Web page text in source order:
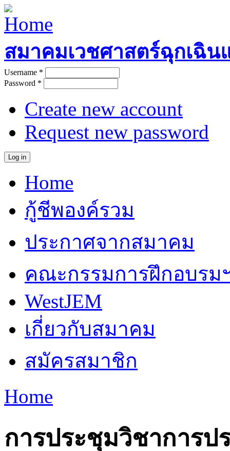
Skip to main content
สมาคมเวชศาสตร์ฉุกเฉิน
User login
Username *
Password *
Create new account
Request new password
Main menu
Home
กู้ชีพองค์รวม
ประกาศจากสมาคม
คณะกรรมการฝึกอบรม
WestJEM
เกี่ยวกับสมาคม
สมัครสมาชิก
You are here
Home
การประชุมวิชาการป